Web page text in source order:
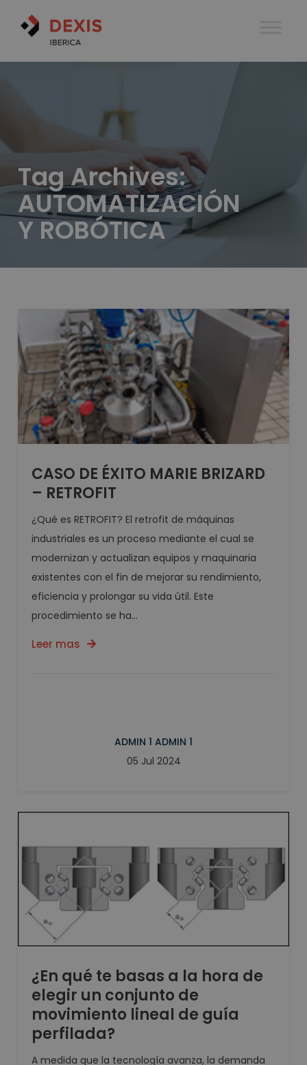
Tag Archives:
AUTOMATIZACIÓN
Y ROBÓTICA
CASO DE ÉXITO MARIE BRIZARD
– RETROFIT
¿Qué es RETROFIT? El retrofit de máquinas
industriales es un proceso mediante el cual se
modernizan y actualizan equipos y maquinaria
existentes con el fin de mejorar su rendimiento,
eficiencia y prolongar su vida útil. Este
procedimiento se ha...
Leer mas
ADMIN 1 ADMIN 1
05 Jul 2024
¿En qué te basas a la hora de
elegir un conjunto de
movimiento lineal de guía
perfilada?
A medida que la tecnología avanza, la demanda